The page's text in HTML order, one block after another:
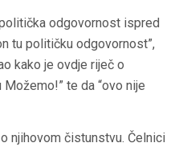
odgovornost ispred
tu političku odgovornost”,
kako je ovdje riječ o
te da “ovo nije
njihovom čistunstvu. Čelnici